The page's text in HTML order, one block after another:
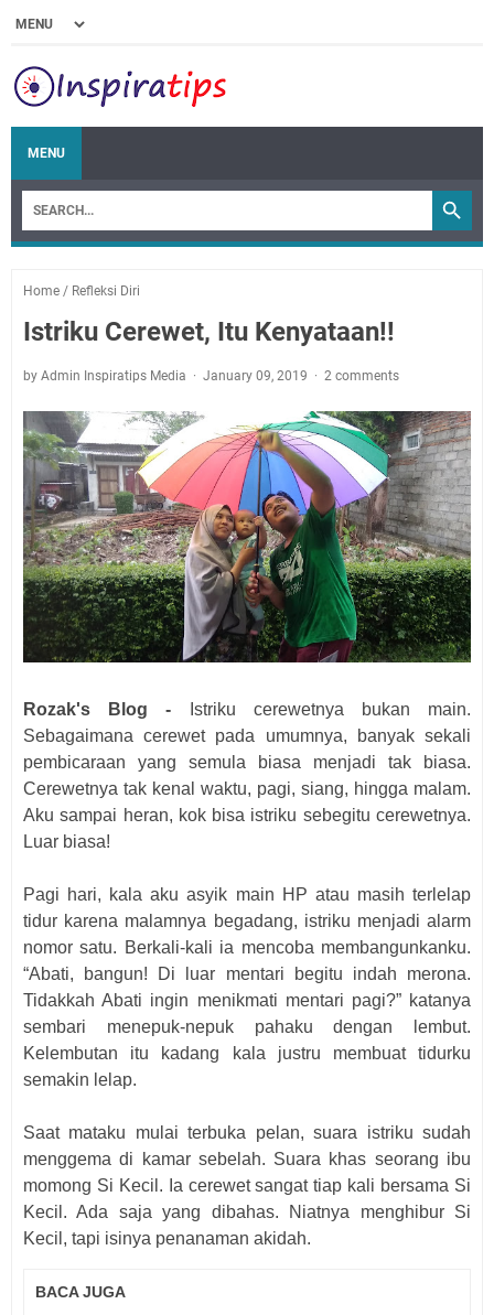
MENU
Home / Refleksi Diri
Istriku Cerewet, Itu Kenyataan!!
by Admin Inspiratips Media January 09, 2019 2 comments
Rozak's Blog -
Istriku cerewetnya bukan main.
Sebagaimana cerewet pada umumnya, banyak sekali
pembicaraan yang semula biasa menjadi tak biasa.
Cerewetnya tak kenal waktu, pagi, siang, hingga malam.
Aku sampai heran, kok bisa istriku sebegitu cerewetnya.
Luar biasa!
Pagi hari, kala aku asyik main HP atau masih terlelap
tidur karena malamnya begadang, istriku menjadi alarm
nomor satu. Berkali-kali ia mencoba membangunkanku.
“Abati, bangun! Di luar mentari begitu indah merona.
Tidakkah Abati ingin menikmati mentari pagi?” katanya
sembari menepuk-nepuk pahaku dengan lembut.
Kelembutan itu kadang kala justru membuat tidurku
semakin lelap.
Saat mataku mulai terbuka pelan, suara istriku sudah
menggema di kamar sebelah. Suara khas seorang ibu
momong Si Kecil. Ia cerewet sangat tiap kali bersama Si
Kecil. Ada saja yang dibahas. Niatnya menghibur Si
Kecil, tapi isinya penanaman akidah.
BACA JUGA